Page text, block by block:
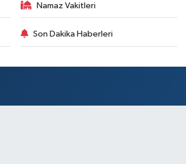
Namaz Vakitleri
Son Dakika Haberleri